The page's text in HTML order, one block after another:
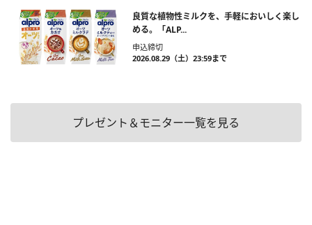
良質な植物性ミルクを、手軽においしく楽し
める。「ALP...
申込締切
2026.08.29（土）23:59まで
プレゼント＆モニター一覧を見る